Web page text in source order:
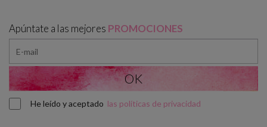
Apúntate a las mejores PROMOCIONES
He leído y aceptado las políticas de privacidad